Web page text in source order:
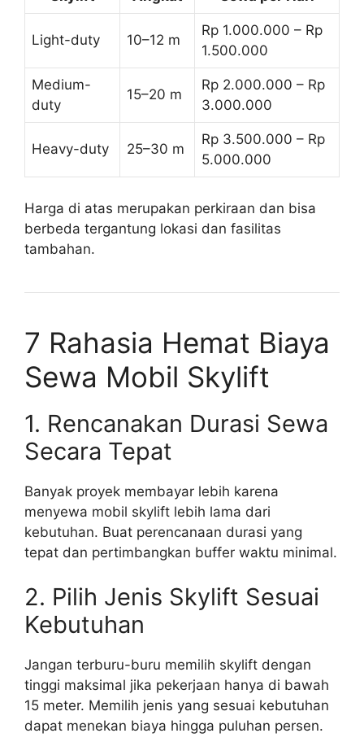
Light-duty 10–12 m
Rp 1.000.000 – Rp
1.500.000
Medium-
duty
15–20 m
Rp 2.000.000 – Rp
3.000.000
Heavy-duty 25–30 m
Rp 3.500.000 – Rp
5.000.000
Harga di atas merupakan perkiraan dan bisa
berbeda tergantung lokasi dan fasilitas
tambahan.
7 Rahasia Hemat Biaya
Sewa Mobil Skylift
1. Rencanakan Durasi Sewa
Secara Tepat
Banyak proyek membayar lebih karena
menyewa mobil skylift lebih lama dari
kebutuhan. Buat perencanaan durasi yang
tepat dan pertimbangkan buffer waktu minimal.
2. Pilih Jenis Skylift Sesuai
Kebutuhan
Jangan terburu-buru memilih skylift dengan
tinggi maksimal jika pekerjaan hanya di bawah
15 meter. Memilih jenis yang sesuai kebutuhan
dapat menekan biaya hingga puluhan persen.